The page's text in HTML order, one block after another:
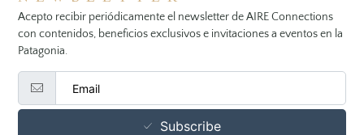
Acepto recibir periódicamente el newsletter de AIRE Connections
con contenidos, beneficios exclusivos e invitaciones a eventos en la
Patagonia.
Subscribe